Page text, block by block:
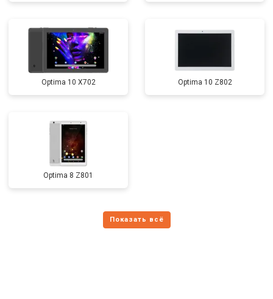
Optima 10 X702 Optima 10 Z802
Optima 8 Z801